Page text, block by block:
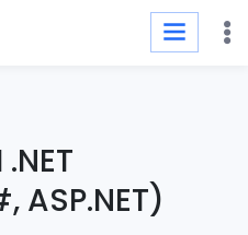
ASP.NET)